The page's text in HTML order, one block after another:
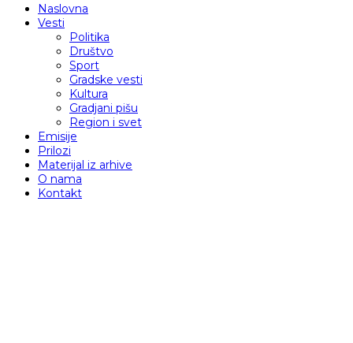
Naslovna
Vesti
Politika
Društvo
Sport
Gradske vesti
Kultura
Gradjani pišu
Region i svet
Emisije
Prilozi
Materijal iz arhive
O nama
Kontakt